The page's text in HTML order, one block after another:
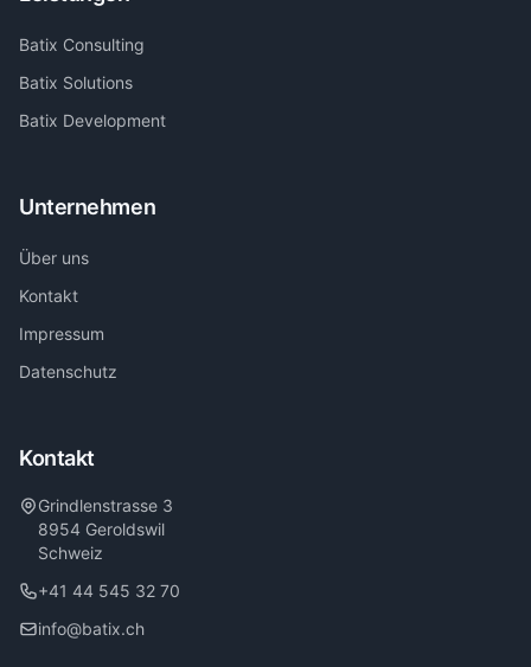
Batix Consulting
Batix Solutions
Batix Development
Unternehmen
Über uns
Kontakt
Impressum
Datenschutz
Kontakt
Grindlenstrasse 3
8954 Geroldswil
Schweiz
+41 44 545 32 70
info@batix.ch